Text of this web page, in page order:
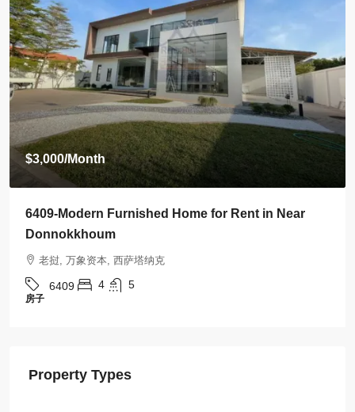
$3,000/Month
6409-Modern Furnished Home for Rent in Near
Donnokkhoum
老挝, 万象资本, 西萨塔纳克
6409 4 5
房子
Property Types